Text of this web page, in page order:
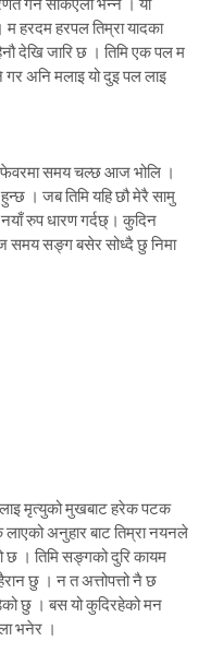
म हरदम हरपल तिम्रा यादका
देखि जारि छ । तिमि एक पल म
अनि मलाइ यो दुइ पल लाइ
फेवरमा समय चल्छ आज भोलि ।
। जब तिमि यहि छौ मेरै सामु
रुप धारण गर्दछ्। कुदिन
समय सङ्ग बसेर सोध्दै छु निमा
मृत्युको मुखबाट हरेक पटक
लाएको अनुहार बाट तिम्रा नयनले
छ । तिमि सङ्गको दुरि कायम
छु । न त अत्तोपत्तो नै छ
छु । बस यो कुदिरहेको मन
भनेर ।